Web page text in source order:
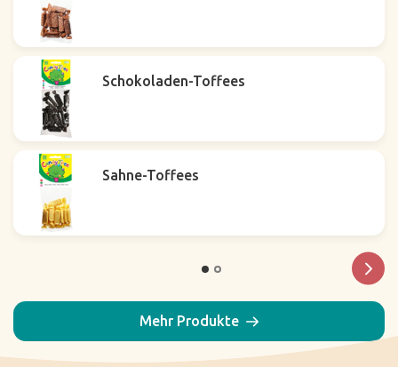
Schokoladen-Toffees
Sahne-Toffees
Mehr Produkte